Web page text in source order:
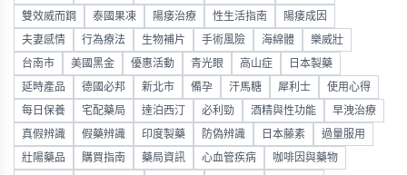
雙效威而鋼 泰國果凍 陽痿治療 性生活指南 陽痿成因
夫妻感情 行為療法 生物補片 手術風險 海綿體 樂威壯
台南市 美國黑金 優惠活動 青光眼 高山症 日本製藥
延時產品 德國必邦 新北市 備孕 汗馬糖 犀利士 使用心得
每日保養 宅配藥局 達泊西汀 必利勁 酒精與性功能 早洩治療
真假辨識 假藥辨識 印度製藥 防偽辨識 日本藤素 過量服用
壯陽藥品 購買指南 藥局資訊 心血管疾病 咖啡因與藥物